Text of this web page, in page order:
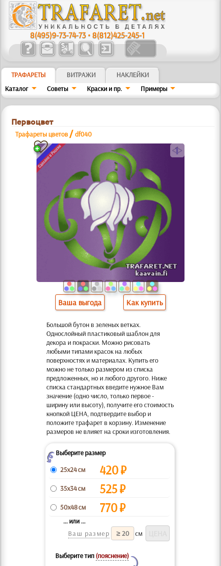
8(495)9-73-74-73 •8(812)425-245-1
ТРАФАРЕТЫ ВИТРАЖИ
НАКЛЕЙКИ
Каталог
Советы Краски и пр. Примеры
Первоцвет
Трафареты цветов /df040
a
Ваша выгода Как купить
Большой бутон в зеленых ветках.
Однослойный пластиковый шаблон для
декора и покраски. Можно рисовать
любыми типами красок на любых
поверхностях и материалах. Купить его
можно не только размером из списка
предложенных, но и любого другого. Ниже
списка стандартных введите нужное Вам
значение (одно число, только первое -
ширину или высоту), получите его стоимость
кнопкой ЦЕНА, подтвердите выбор и
положите трафарет в корзину. Изменение
размеров не влияет на сроки изготовления.
ZВыберите размер
25x24 см
420₽
35x34 см 525₽
50x48 см 770₽
... или ...
Ваш размер
см
Выберите тип (пояснение)
Y